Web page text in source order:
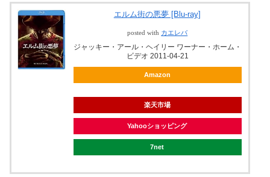
エルム街の悪夢 [Blu-ray]
posted with カエレバ
ジャッキー・アール・ヘイリー ワーナー・ホーム・
ビデオ 2011-04-21
Amazon
楽天市場
Yahooショッピング
7net